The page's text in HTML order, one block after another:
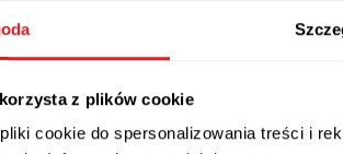
z plików cookie
cookie do spersonalizowania treści i
Dąb Sonoma 60 cm 2 drzwi
półki i podwójne drzwi. Ten
koce. To proste rozwiązanie dla